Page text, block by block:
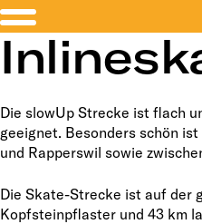
Die slowUp Strecke ist flach
geeignet. Besonders schön
und Rapperswil sowie
Die Skate-Strecke ist auf der
Kopfsteinpflaster und 43 km